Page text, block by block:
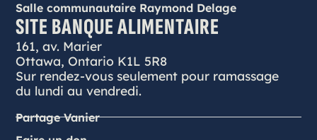
Salle communautaire Raymond Delage
SITE BANQUE ALIMENTAIRE
161, av. Marier
Ottawa, Ontario K1L 5R8
Sur rendez-vous seulement pour ramassage
du lundi au vendredi.
Partage Vanier